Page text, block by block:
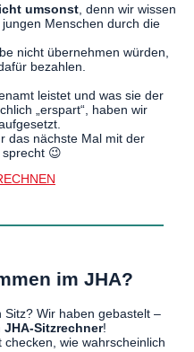
umsonst , denn wir wissen
Menschen durch die
nicht übernehmen würden,
bezahlen.
leistet und was sie der
„erspart“, haben wir
das nächste Mal mit der
😉
im JHA?
Sitz? Wir haben gebastelt –
JHA-Sitzrechner!
wie wahrscheinlich